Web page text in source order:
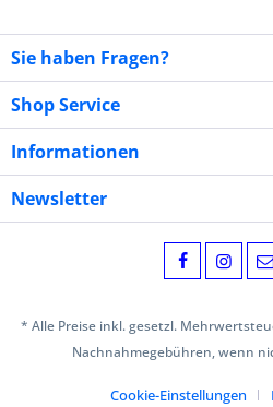
Sie haben Fragen?
Shop Service
Informationen
Newsletter
* Alle Preise inkl. gesetzl.
Nachnahmegebühren, wenn
Cookie-Einstellungen